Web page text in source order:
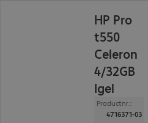
HP Pro
t550
Celeron
4/32GB
Igel
Productnr.:
4716371-03